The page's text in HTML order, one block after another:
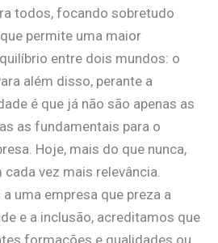
todos, focando sobretudo
permite uma maior
entre dois mundos: o
além disso, perante a
é que já não são apenas as
as fundamentais para o
Hoje, mais do que nunca,
vez mais relevância.
uma empresa que preza a
e a inclusão, acreditamos que